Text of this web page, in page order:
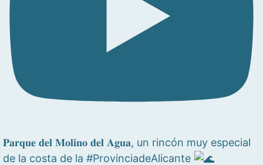
𝐏𝐚𝐫𝐪𝐮𝐞 𝐝𝐞𝐥 𝐌𝐨𝐥𝐢𝐧𝐨 𝐝𝐞𝐥 𝐀𝐠𝐮𝐚, un rincón muy especial
de la costa de la #ProvinciadeAlicante